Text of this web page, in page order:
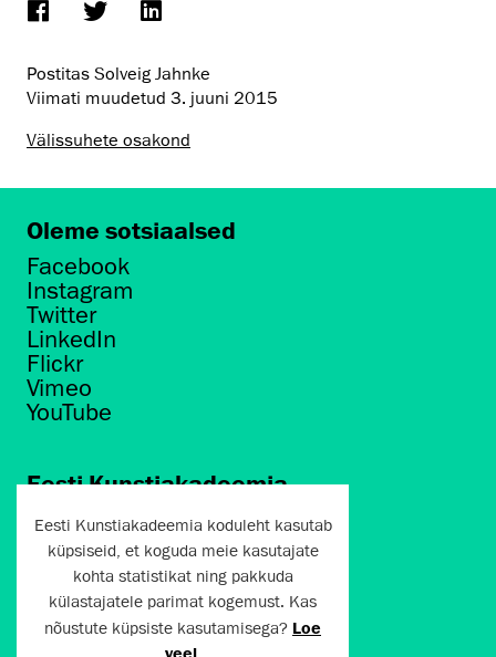
Postitas Solveig Jahnke
Viimati muudetud 3. juuni 2015
Välissuhete osakond
Oleme sotsiaalsed
Facebook
Instagram
Twitter
LinkedIn
Flickr
Vimeo
YouTube
Eesti Kunstiakadeemia
Põhja puiestee 7
Tallinn 10412
artun@artun.ee
+372 6267301
Eesti Kunstiakadeemia koduleht kasutab
küpsiseid, et koguda meie kasutajate
kohta statistikat ning pakkuda
külastajatele parimat kogemust. Kas
nõustute küpsiste kasutamisega? Loe
veel